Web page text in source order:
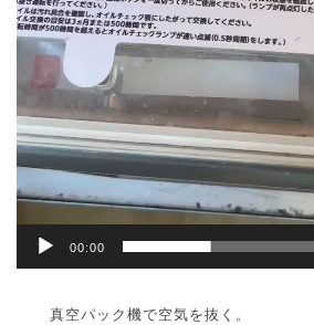
00:00
真空パック機で空気を抜く。